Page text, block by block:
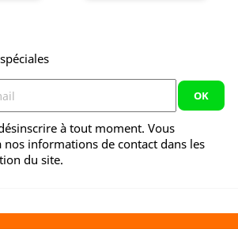
à tout moment. Vous
informations de contact dans les
du site.